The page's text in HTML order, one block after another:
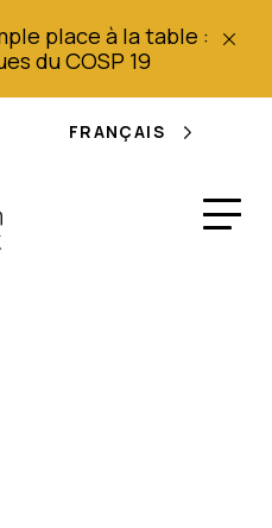
place à la table :
du COSP 19
FRANÇAIS